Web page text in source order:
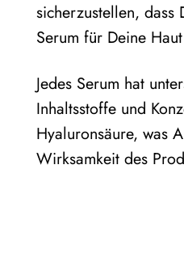
sicherzustellen, dass
Serum für Deine
Jedes Serum hat
Inhaltsstoffe und
Hyaluronsäure, was
Wirksamkeit des